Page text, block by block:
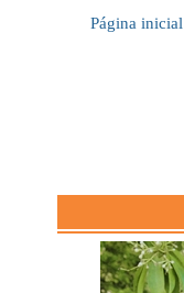
Página inicial